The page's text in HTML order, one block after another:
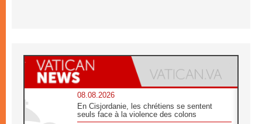
08.08.2026
En Cisjordanie, les chrétiens se sentent
seuls face à la violence des colons